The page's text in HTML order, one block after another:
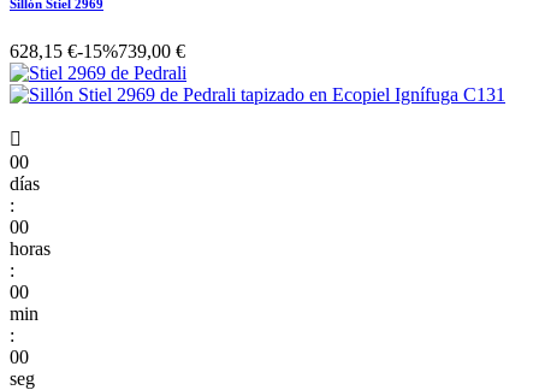
Sillón Stiel 2969
628,15 €-15%739,00 €

00
días
:
00
horas
:
00
min
:
00
seg